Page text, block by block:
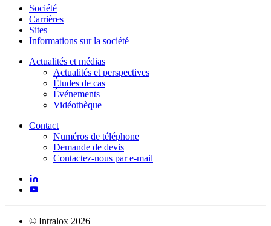
Société
Carrières
Sites
Informations sur la société
Actualités et médias
Actualités et perspectives
Études de cas
Événements
Vidéothèque
Contact
Numéros de téléphone
Demande de devis
Contactez-nous par e-mail
© Intralox 2026